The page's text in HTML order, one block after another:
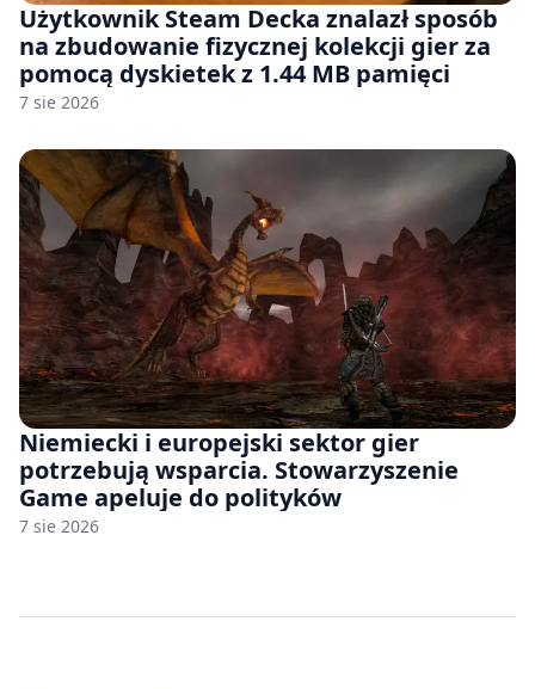
Użytkownik Steam Decka znalazł sposób
na zbudowanie fizycznej kolekcji gier za
pomocą dyskietek z 1.44 MB pamięci
7 sie 2026
Niemiecki i europejski sektor gier
potrzebują wsparcia. Stowarzyszenie
Game apeluje do polityków
7 sie 2026